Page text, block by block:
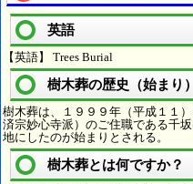
英語
【英語】 Trees Burial
樹木葬の歴史（始まり）
樹木葬は、１９９９年（平成１１
済宗妙心寺派）のご住職である千
地にしたのが始まりとされる。
樹木葬とは何ですか？